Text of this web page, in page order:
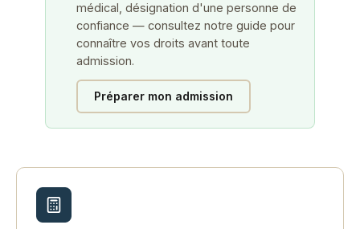
médical, désignation d'une personne de
confiance — consultez notre guide pour
connaître vos droits avant toute
admission.
Préparer mon admission